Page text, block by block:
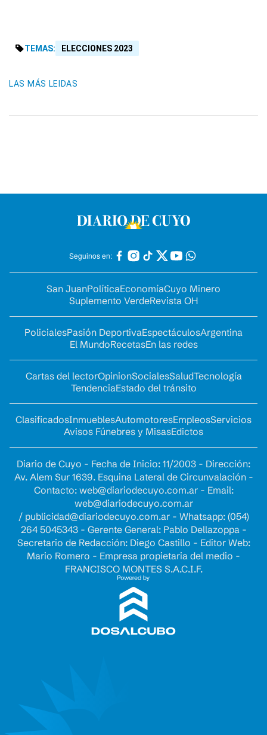
TEMAS: ELECCIONES 2023
LAS MÁS LEIDAS
Seguinos en:
San JuanPolíticaEconomíaCuyo Minero
Suplemento VerdeRevista OH
PolicialesPasión DeportivaEspectáculosArgentina
El MundoRecetasEn las redes
Cartas del lectorOpinionSocialesSaludTecnología
TendenciaEstado del tránsito
ClasificadosInmueblesAutomotoresEmpleosServicios
Avisos Fúnebres y MisasEdictos
Diario de Cuyo - Fecha de Inicio: 11/2003 - Dirección:
Av. Alem Sur 1639. Esquina Lateral de Circunvalación -
Contacto: web@diariodecuyo.com.ar- Email:
web@diariodecuyo.com.ar
/ publicidad@diariodecuyo.com.ar- Whatsapp: (054)
264 5045343 - Gerente General: Pablo Dellazoppa -
Secretario de Redacción: Diego Castillo - Editor Web:
Mario Romero - Empresa propietaria del medio -
FRANCISCO MONTES S.A.C.I.F.